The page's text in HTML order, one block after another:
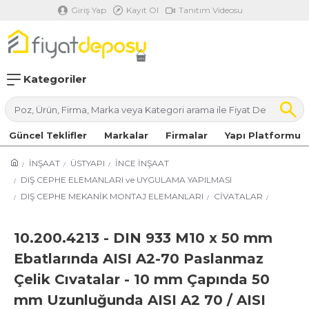
Giriş Yap Kayıt Ol Tanıtım Videosu
Kategoriler
Güncel Teklifler Markalar Firmalar Yapı Platformu
İNŞAAT ÜSTYAPI
İNCE İNŞAAT
DIŞ CEPHE ELEMANLARI ve UYGULAMA YAPILMASI
DIŞ CEPHE MEKANİK MONTAJ ELEMANLARI
CİVATALAR
10.200.4213 - DIN 933 M10 x 50 mm
Ebatlarında AISI A2-70 Paslanmaz
Çelik Cıvatalar - 10 mm Çapında 50
mm Uzunluğunda AISI A2 70 / AISI